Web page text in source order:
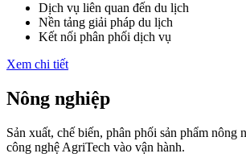
Dịch vụ liên quan đến du lịch
Nền tảng giải pháp du lịch
Kết nối phân phối dịch vụ
Xem chi tiết
Nông nghiệp
Sản xuất, chế biến, phân phối sản phẩm nông
công nghệ AgriTech vào vận hành.